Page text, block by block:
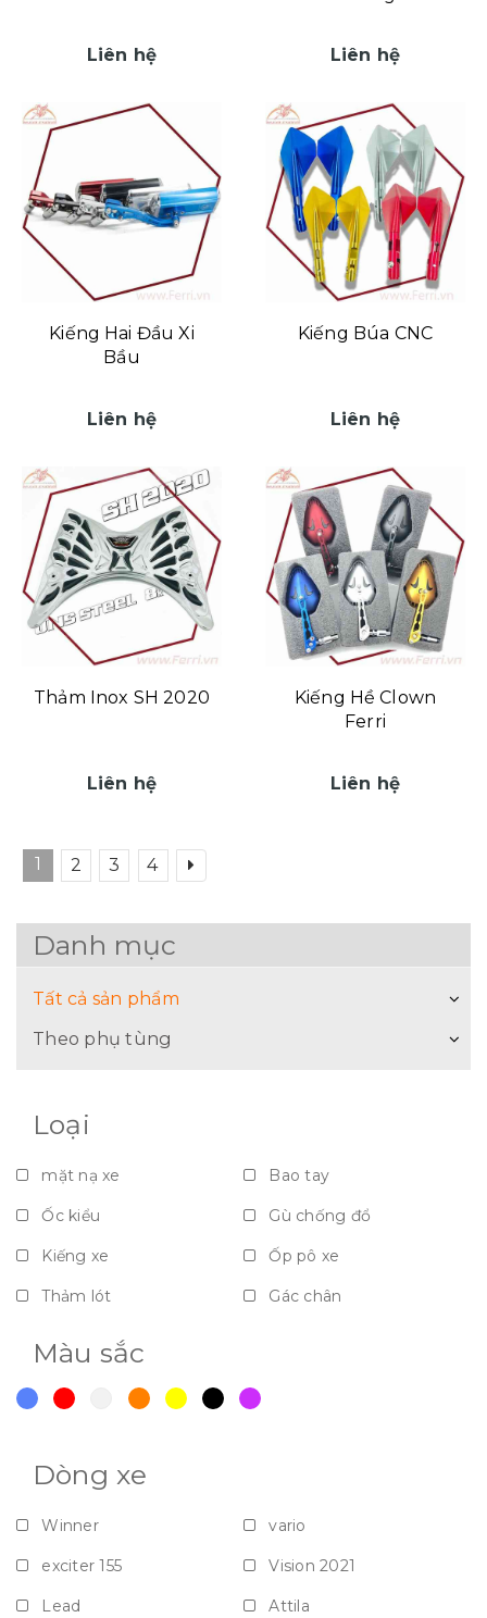
Danh mục
Tất cả sản phẩm
Theo phụ tùng
Loại
mặt nạ xe Bao tay
Ốc kiểu Gù chống đổ
Kiếng xe Ốp pô xe
Thảm lót Gác chân
Nắp bảo vệ - Vách ngăn - Dè
Màu sắc
Dòng xe
Winner vario
exciter 155 Vision 2021
Lead Attila
Liên hệ Liên hệ
Kiếng Hai Đầu Xi
Bầu
Liên hệ
Kiếng Búa CNC
Liên hệ
Thảm Inox SH 2020
Liên hệ
Kiếng Hề Clown
Ferri
Liên hệ
1 2 3 4